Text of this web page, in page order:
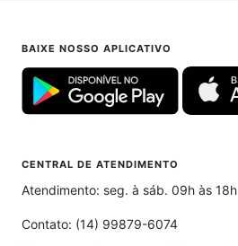
BAIXE NOSSO APLICATIVO
CENTRAL DE ATENDIMENTO
Atendimento: seg. à sáb. 09h às 18h
Contato: (14) 99879-6074